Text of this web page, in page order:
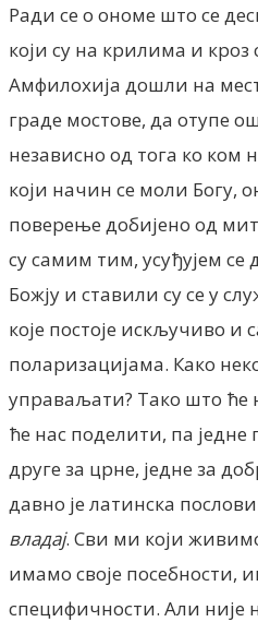
Ради се о ономе што се
који су на крилима и
Амфилохија дошли на
граде мостове, да отупе
независно од тога ко ком
који начин се моли Богу,
поверење добијено од
су самим тим, усуђујем се
Божју и ставили су се у
које постоје искључиво и
поларизацијама. Како
управаљати? Тако што ће
ће нас поделити, па једне
друге за црне, једне за
давно је латинска
владај. Сви ми који
имамо своје посебности,
специфичности. Aли није